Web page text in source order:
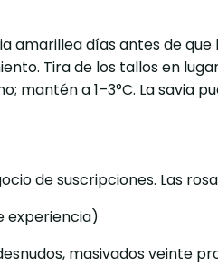
amarillea días antes de
Tira de los tallos en
mantén a 1–3°C. La
de suscripciones. Las
experiencia)
masivados veinte